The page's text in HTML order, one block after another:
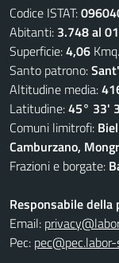
Codice ISTAT:
Abitanti: 3.748 al
Superficie:4,06
Santo patrono:
Altitudine media:
Latitudine:45° 33'
Comuni limitrofi:
Camburzano,
Frazioni e borgate:
Responsabile della
Email:
Pec: